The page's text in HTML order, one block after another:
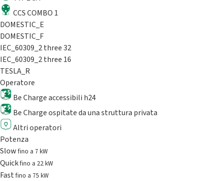
CCS COMBO 1
DOMESTIC_E
DOMESTIC_F
IEC_60309_2 three 32
IEC_60309_2 three 16
TESLA_R
Operatore
Be Charge accessibili h24
Be Charge ospitate da una struttura privata
Altri operatori
Potenza
Slowfino a 7 kW
Quickfino a 22 kW
Fastfino a 75 kW